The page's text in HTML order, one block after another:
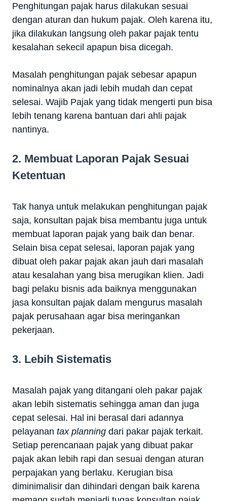
Penghitungan pajak harus dilakukan sesuai
dengan aturan dan hukum pajak. Oleh karena itu,
jika dilakukan langsung oleh pakar pajak tentu
kesalahan sekecil apapun bisa dicegah.
Masalah penghitungan pajak sebesar apapun
nominalnya akan jadi lebih mudah dan cepat
selesai. Wajib Pajak yang tidak mengerti pun bisa
lebih tenang karena bantuan dari ahli pajak
nantinya.
2. Membuat Laporan Pajak Sesuai
Ketentuan
Tak hanya untuk melakukan penghitungan pajak
saja, konsultan pajak bisa membantu juga untuk
membuat laporan pajak yang baik dan benar.
Selain bisa cepat selesai, laporan pajak yang
dibuat oleh pakar pajak akan jauh dari masalah
atau kesalahan yang bisa merugikan klien. Jadi
bagi pelaku bisnis ada baiknya menggunakan
jasa konsultan pajak dalam mengurus masalah
pajak perusahaan agar bisa meringankan
pekerjaan.
3. Lebih Sistematis
Masalah pajak yang ditangani oleh pakar pajak
akan lebih sistematis sehingga aman dan juga
cepat selesai. Hal ini berasal dari adannya
pelayanan tax planning dari pakar pajak terkait.
Setiap perencanaan pajak yang dibuat pakar
pajak akan lebih rapi dan sesuai dengan aturan
perpajakan yang berlaku. Kerugian bisa
diminimalisir dan dihindari dengan baik karena